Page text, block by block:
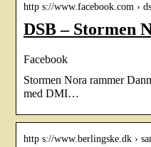
http s://www.facebook.com ›
DSB – Stormen
Facebook
Stormen Nora rammer
med DMI…
http s://www.berlingske.dk ›